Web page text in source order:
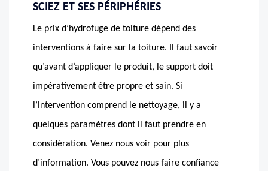
SCIEZ ET SES PÉRIPHÉRIES
Le prix d’hydrofuge de toiture dépend des
interventions à faire sur la toiture. Il faut savoir
qu’avant d’appliquer le produit, le support doit
impérativement être propre et sain. Si
l’intervention comprend le nettoyage, il y a
quelques paramètres dont il faut prendre en
considération. Venez nous voir pour plus
d’information. Vous pouvez nous faire confiance